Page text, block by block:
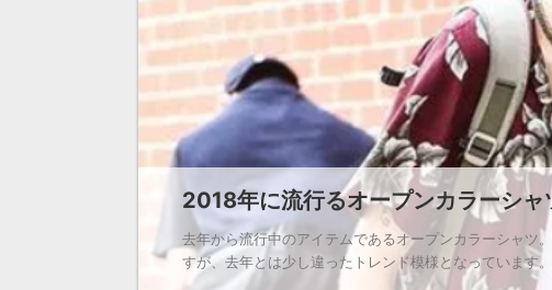
2018年に流行るオープンカラーシ
去年から流行中のアイテムであるオープンカラーシャツ
すが、去年とは少し違ったトレンド模様となっています